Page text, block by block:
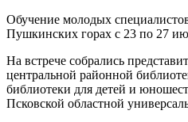
Обучение молодых
Пушкинских горах с 23 по 27
На встрече собрались
центральной районной
библиотеки для детей и
Псковской областной